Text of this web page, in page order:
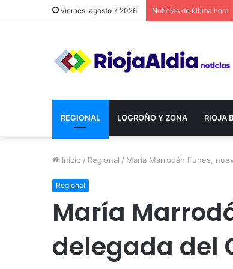
viernes, agosto 7 2026 Noticias de última hora
REGIONAL LOGROÑO Y ZONA RIOJA
Inicio / Regional / María Marrodán Funes,
Regional
María
delegada del